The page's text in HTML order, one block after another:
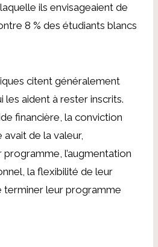
ils envisageaient de
8 % des étudiants blancs
citent généralement
les aident à rester inscrits.
financière, la conviction
de la valeur,
programme, l’augmentation
la flexibilité de leur
terminer leur programme